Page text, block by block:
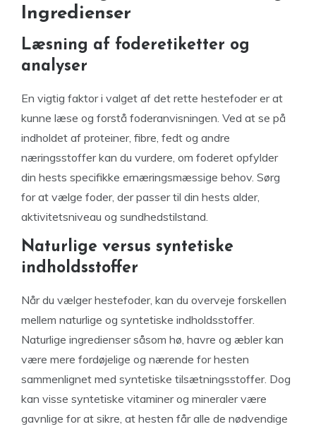
Ingredienser
Læsning af foderetiketter og
analyser
En vigtig faktor i valget af det rette hestefoder er at
kunne læse og forstå foderanvisningen. Ved at se på
indholdet af proteiner, fibre, fedt og andre
næringsstoffer kan du vurdere, om foderet opfylder
din hests specifikke ernæringsmæssige behov. Sørg
for at vælge foder, der passer til din hests alder,
aktivitetsniveau og sundhedstilstand.
Naturlige versus syntetiske
indholdsstoffer
Når du vælger hestefoder, kan du overveje forskellen
mellem naturlige og syntetiske indholdsstoffer.
Naturlige ingredienser såsom hø, havre og æbler kan
være mere fordøjelige og nærende for hesten
sammenlignet med syntetiske tilsætningsstoffer. Dog
kan visse syntetiske vitaminer og mineraler være
gavnlige for at sikre, at hesten får alle de nødvendige